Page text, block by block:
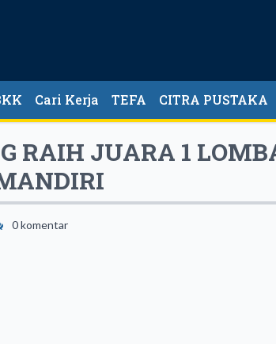
Cari Kerja TEFA CITRA PUSTAKA
RAIH JUARA 1
0 komentar